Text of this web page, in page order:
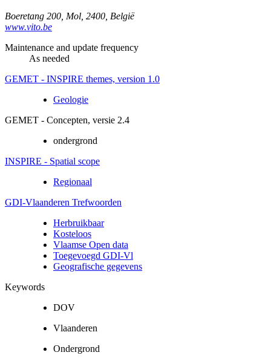
Boeretang 200 Mol 2400 België
www.vito.be
Maintenance and update frequency
As needed
GEMET - INSPIRE themes, version 1.0
Geologie
GEMET - Concepten, versie 2.4
ondergrond
INSPIRE - Spatial scope
Regionaal
GDI-Vlaanderen Trefwoorden
Herbruikbaar
Kosteloos
Vlaamse Open data
Toegevoegd GDI-Vl
Geografische gegevens
Keywords
DOV
Vlaanderen
Ondergrond